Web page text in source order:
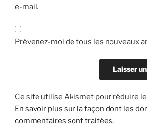
e-mail.
Prévenez-moi de tous les nouveaux
Ce site utilise Akismet pour réduire
En savoir plus sur la façon dont les
commentaires sont traitées.